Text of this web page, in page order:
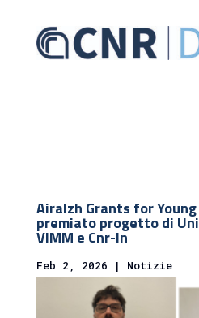
Airalzh Grants for
premiato progetto di
VIMM e Cnr-In
Feb 2, 2026 | Notizie